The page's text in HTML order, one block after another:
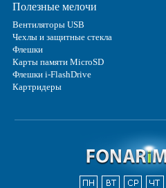
Полезные мелочи
Вентиляторы USB
Чехлы и защитные стекла
Флешки
Карты памяти MicroSD
Флешки i-FlashDrive
Картридеры